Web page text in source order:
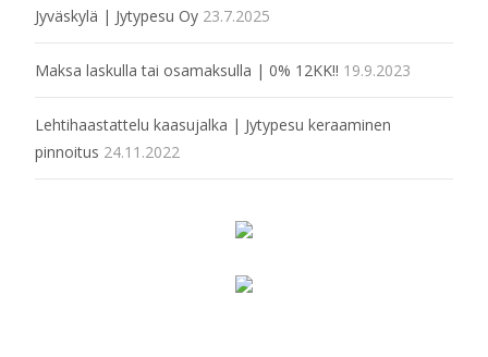
Jyväskylä | Jytypesu Oy 23.7.2025
Maksa laskulla tai osamaksulla | 0% 12KK!! 19.9.2023
Lehtihaastattelu kaasujalka | Jytypesu keraaminen
pinnoitus 24.11.2022